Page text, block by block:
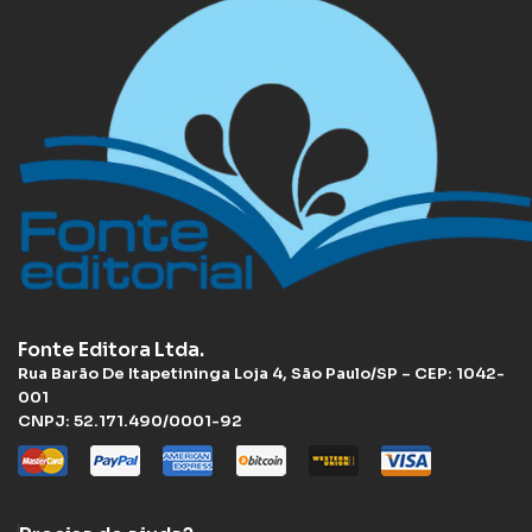
Fonte Editora Ltda.
Rua Barão De Itapetininga Loja 4, São Paulo/SP – CEP: 1042-
001
CNPJ: 52.171.490/0001-92